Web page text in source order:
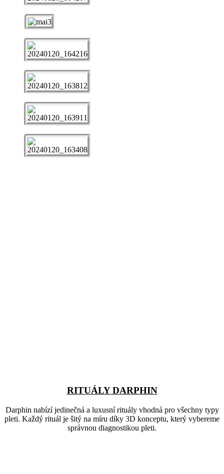
RITUÁLY DARPHIN
Darphin nabízí jedinečná a luxusní rituály vhodná pro všechny typy
pleti. Každý rituál je šitý na míru díky 3D konceptu, který vybereme
správnou diagnostikou pleti.